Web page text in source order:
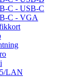
C - USB-C
C - VGA
LAN